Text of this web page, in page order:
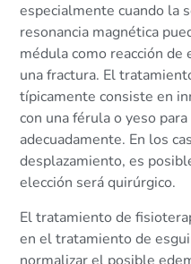
especialmente cuando la
resonancia magnética
médula como reacción
una fractura. El
típicamente consiste en
con una férula o yeso
adecuadamente. En los
desplazamiento, es
elección será quirúrgico.
El tratamiento de
en el tratamiento de
normalizar el posible